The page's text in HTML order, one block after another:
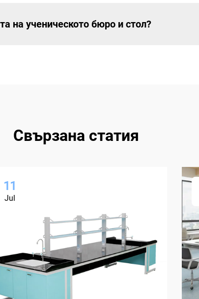
на ученическото бюро и стол?
Свързана статия
11
Jul